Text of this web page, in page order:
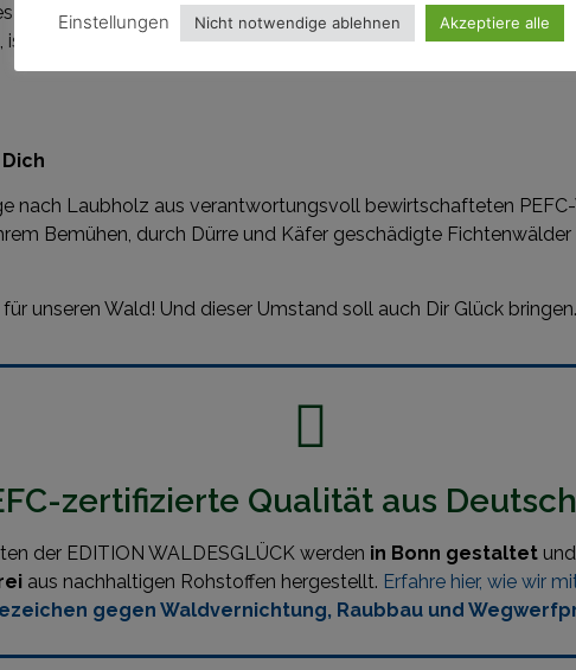
Waldes aus Laubhölzern, vor allem aus Buche (16,6
auf drei Prozent der deutschen Waldfläche vertreten.
nach Laubholz aus verantwortungsvoll bewirtschafteten
Bemühen, durch Dürre und Käfer geschädigte
unseren Wald! Und dieser Umstand soll auch Dir Glück bringen.
zertifizierte Qualität aus
der EDITION WALDESGLÜCK werden in Bonn gestaltetund
aus nachhaltigen Rohstoffen hergestellt. Erfahre hier, wie wir
gegen Waldvernichtung, Raubbau und
Einstellungen Nicht notwendige ablehnen Akzeptiere alle